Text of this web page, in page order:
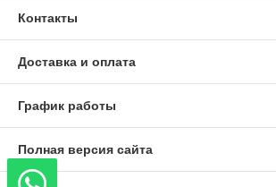
Контакты
Доставка и оплата
График работы
Полная версия сайта